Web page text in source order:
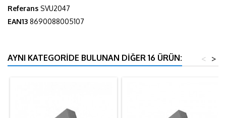
Referans SVU2047
EAN13 8690088005107
AYNI KATEGORIDE BULUNAN DIĞER 16 ÜRÜN: >
<